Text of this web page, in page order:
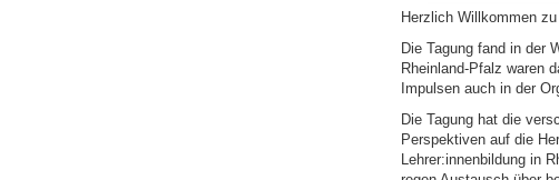
Herzlich Willkommen
Die Tagung fand in der
Rheinland-Pfalz waren
Impulsen auch in der
Die Tagung hat die
Perspektiven auf die
Lehrer:innenbildung in